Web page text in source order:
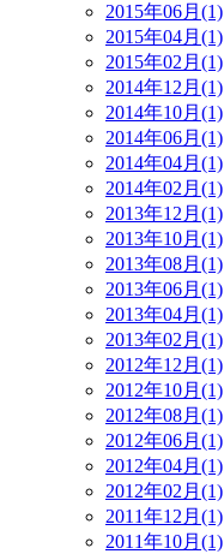
2015年06月(1)
2015年04月(1)
2015年02月(1)
2014年12月(1)
2014年10月(1)
2014年06月(1)
2014年04月(1)
2014年02月(1)
2013年12月(1)
2013年10月(1)
2013年08月(1)
2013年06月(1)
2013年04月(1)
2013年02月(1)
2012年12月(1)
2012年10月(1)
2012年08月(1)
2012年06月(1)
2012年04月(1)
2012年02月(1)
2011年12月(1)
2011年10月(1)